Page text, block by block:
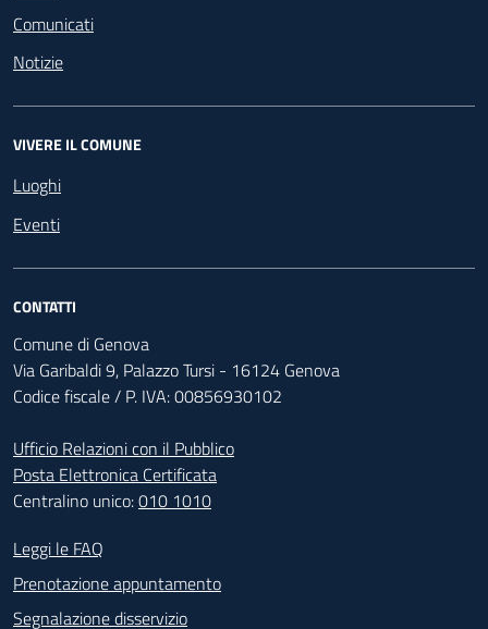
Comunicati
Notizie
VIVERE IL COMUNE
Luoghi
Eventi
CONTATTI
Comune di Genova
Via Garibaldi 9, Palazzo Tursi - 16124 Genova
Codice fiscale / P. IVA: 00856930102
Ufficio Relazioni con il Pubblico
Posta Elettronica Certificata
Centralino unico:010 1010
Footer - Contatti
Leggi le FAQ
Prenotazione appuntamento
Segnalazione disservizio